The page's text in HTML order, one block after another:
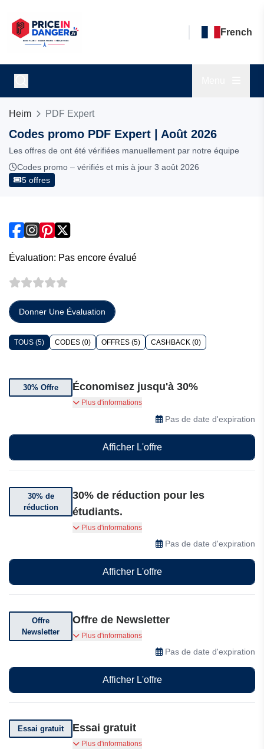
French
Heim PDF Expert
Codes promo PDF Expert | Août 2026
Les offres de ont été vérifiées manuellement par notre équipe
Codes promo – vérifiés et mis à jour 3 août 2026
5 offres
Évaluation: Pas encore évalué
Donner Une Évaluation
TOUS (5) CODES (0) OFFRES (5) CASHBACK (0)
30% Offre Économisez jusqu'à 30%
Étudiez. Enseignez. Annotez. Économisez 30%
Offre exclusive pour les étudiants et les
Plus d'informations
Pas de date d'expiration
Afficher L'offre
30% de
réduction
30% de réduction pour les
étudiants.
Communiquez avec vos étudiants, avec une
remise pédagogique exclusive de 30%.
Plus d'informations
Pas de date d'expiration
Afficher L'offre
Offre
Newsletter
Offre de Newsletter
Abonnez-vous pour recevoir des offres
Plus d'informations
Pas de date d'expiration
Afficher L'offre
Essai gratuit Essai gratuit
PDF Expert vous offre un essai gratuit de 7 jours
Plus d'informations